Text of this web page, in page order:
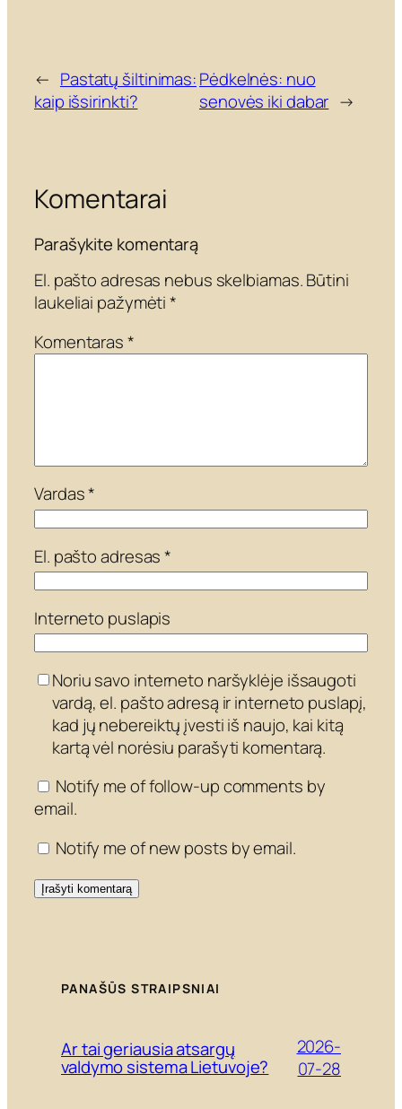
← Pastatų šiltinimas:
kaip išsirinkti?
Pėdkelnės: nuo
senovės iki dabar →
Komentarai
Parašykite komentarą
El. pašto adresas nebus skelbiamas.Būtini
laukeliai pažymėti*
Komentaras*
Vardas*
El. pašto adresas*
Interneto puslapis
Noriu savo interneto naršyklėje išsaugoti
vardą, el. pašto adresą ir interneto puslapį,
kad jų nebereiktų įvesti iš naujo, kai kitą
kartą vėl norėsiu parašyti komentarą.
Notify me of follow-up comments by
email.
Notify me of new posts by email.
PANAŠŪS STRAIPSNIAI
Ar tai geriausia atsargų
valdymo sistema Lietuvoje?
2026-
07-28